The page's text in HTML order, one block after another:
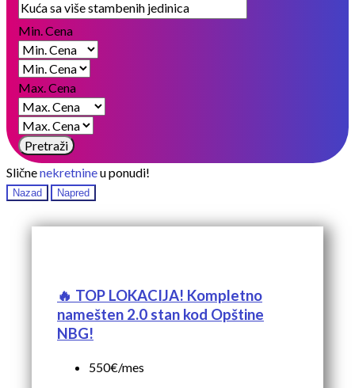
Min. Cena
Max. Cena
Pretraži
Sličnenekretnineu ponudi!
Nazad Napred
🔥 TOP LOKACIJA! Kompletno
namešten 2.0 stan kod Opštine
NBG!
550€/mes